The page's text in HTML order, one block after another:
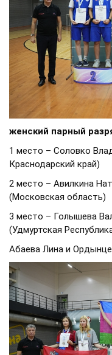
женский парный
1 место – Соловко
Краснодарский край)
2 место – Авилкина
(Московская область)
3 место – Голышева
(Удмуртская
Абаева Лина и